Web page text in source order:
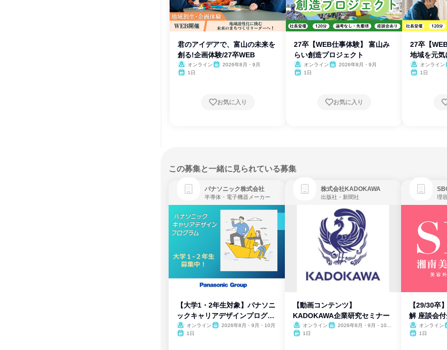
君のアイデアで、富山の未来を
創る!企画体験/27卒WEB
オンライン
2026年8月・9月
1日
お気に入り
27卒【WEB仕事体験】 富山み
らい創造プロジェクト
オンライン
2026年8月・9月
1日
お気に入り
27卒【
地域を元気
オンライン
1日
この募集と一緒に見られている募集
パナソニック株式会社
半導体・電子機器メーカー
【大学1・2年生対象】パナソニ
ックキャリアデザインプログラ
ム
オンライン
2026年8月・9月・10月
1日
株式会社KADOKAWA
出版社・新聞社
【動画コンテンツ】
KADOKAWA企業研究セミナー
オンライン
2026年8月・9月・10
1日
【29/30卒
解 座談会
オンライン
1日